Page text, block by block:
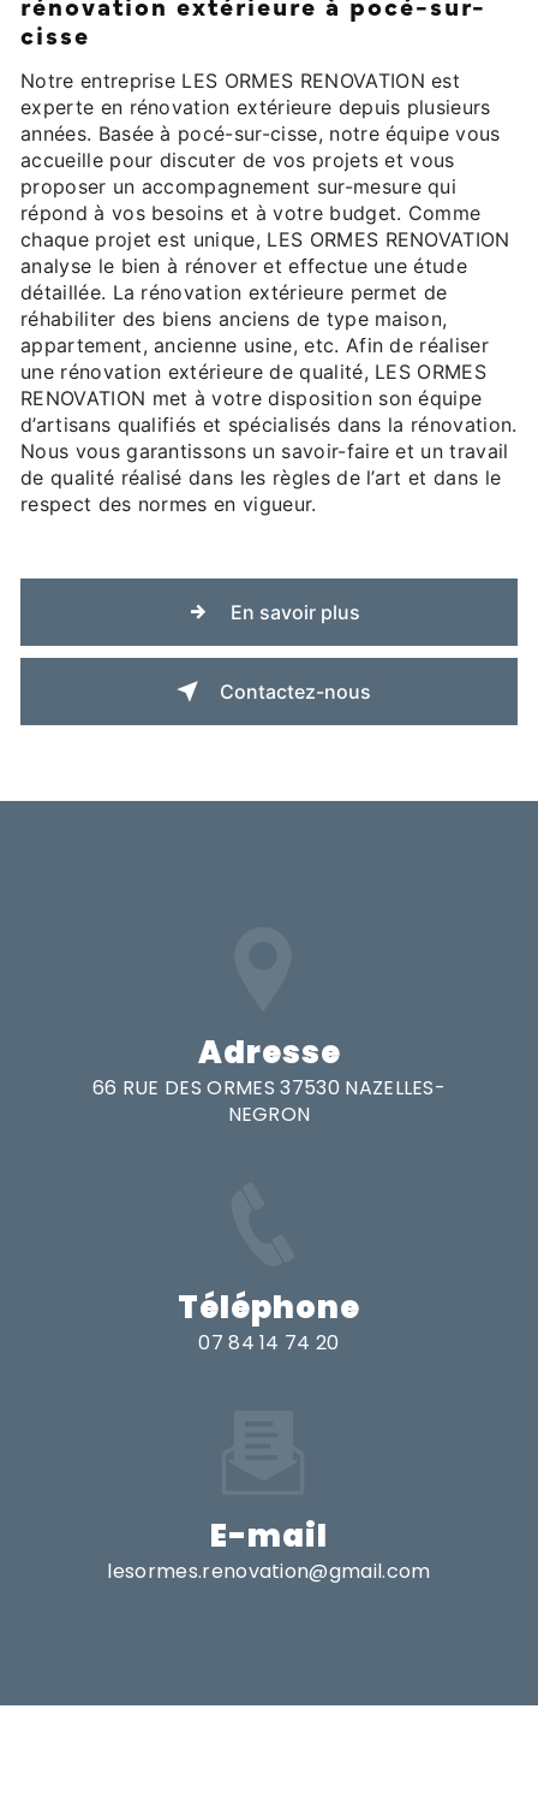
cisse
Notre entreprise LES ORMES RENOVATION est
experte en rénovation extérieure depuis plusieurs
années. Basée à pocé-sur-cisse, notre équipe vous
accueille pour discuter de vos projets et vous
proposer un accompagnement sur-mesure qui
répond à vos besoins et à votre budget. Comme
chaque projet est unique, LES ORMES RENOVATION
analyse le bien à rénover et effectue une étude
détaillée. La rénovation extérieure permet de
réhabiliter des biens anciens de type maison,
appartement, ancienne usine, etc. Afin de réaliser
une rénovation extérieure de qualité, LES ORMES
RENOVATION met à votre disposition son équipe
d’artisans qualifiés et spécialisés dans la rénovation.
Nous vous garantissons un savoir-faire et un travail
de qualité réalisé dans les règles de l’art et dans le
respect des normes en vigueur.
En savoir plus
Contactez-nous
Adresse
66 RUE DES ORMES 37530 NAZELLES-
NEGRON
Téléphone
07 84 14 74 20
E-mail
lesormes.renovation@gmail.com